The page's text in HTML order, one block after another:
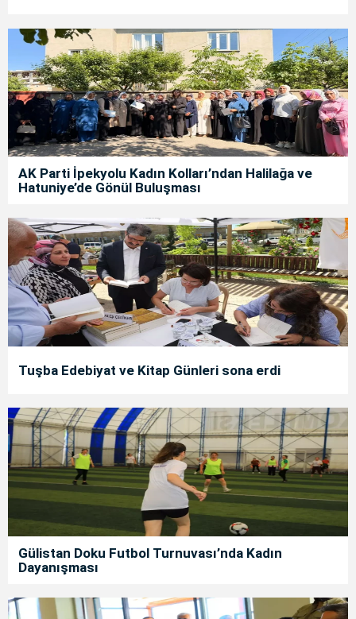
AK Parti İpekyolu Kadın Kolları’ndan Halilağa ve
Hatuniye’de Gönül Buluşması
Tuşba Edebiyat ve Kitap Günleri sona erdi
Gülistan Doku Futbol Turnuvası’nda Kadın
Dayanışması